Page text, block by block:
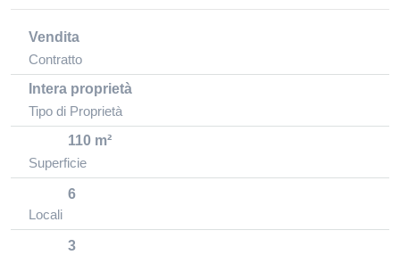
Vendita
Contratto
Intera proprietà
Tipo di Proprietà
110 m²
Superficie
6
Locali
3